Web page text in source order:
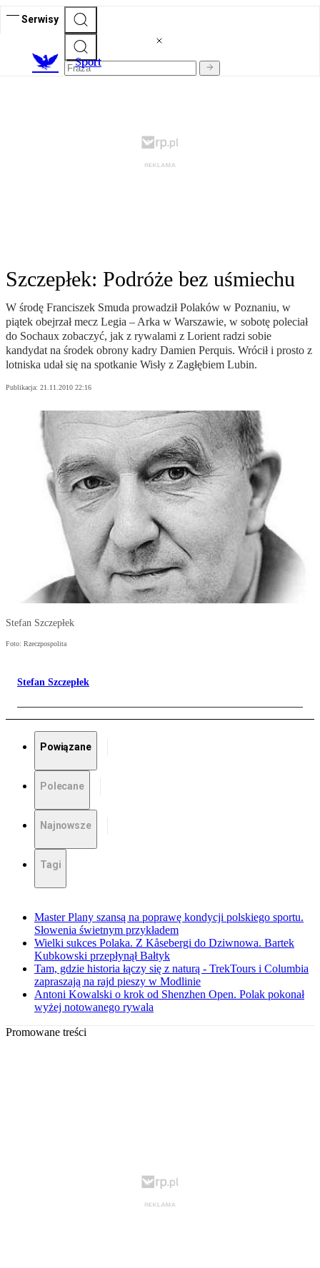
Serwisy
Sport
Szczepłek: Podróże bez uśmiechu
W środę Franciszek Smuda prowadził Polaków w Poznaniu, w
piątek obejrzał mecz Legia – Arka w Warszawie, w sobotę poleciał
do Sochaux zobaczyć, jak z rywalami z Lorient radzi sobie
kandydat na środek obrony kadry Damien Perquis. Wrócił i prosto z
lotniska udał się na spotkanie Wisły z Zagłębiem Lubin.
Publikacja: 21.11.2010 22:16
Stefan Szczepłek
Foto: Rzeczpospolita
Stefan Szczepłek
Powiązane
Polecane
Najnowsze
Tagi
Master Plany szansą na poprawę kondycji polskiego sportu.
Słowenia świetnym przykładem
Wielki sukces Polaka. Z Kåsebergi do Dziwnowa. Bartek
Kubkowski przepłynął Bałtyk
Tam, gdzie historia łączy się z naturą - TrekTours i Columbia
zapraszają na rajd pieszy w Modlinie
Antoni Kowalski o krok od Shenzhen Open. Polak pokonał
wyżej notowanego rywala
Promowane treści